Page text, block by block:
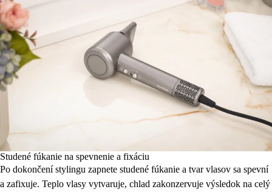
Studené fúkanie na spevnenie a fixáciu
Po dokončení stylingu zapnete studené fúkanie a tvar vlasov sa spevní
a zafixuje. Teplo vlasy vytvaruje, chlad zakonzervuje výsledok na celý